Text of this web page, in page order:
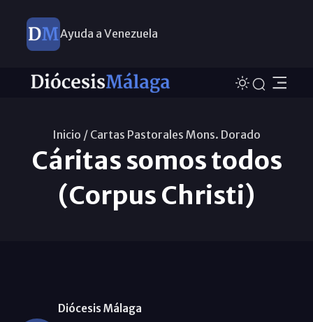
Ayuda a Venezuela
Inicio / Cartas Pastorales Mons. Dorado
Cáritas somos todos
(Corpus Christi)
Diócesis Málaga